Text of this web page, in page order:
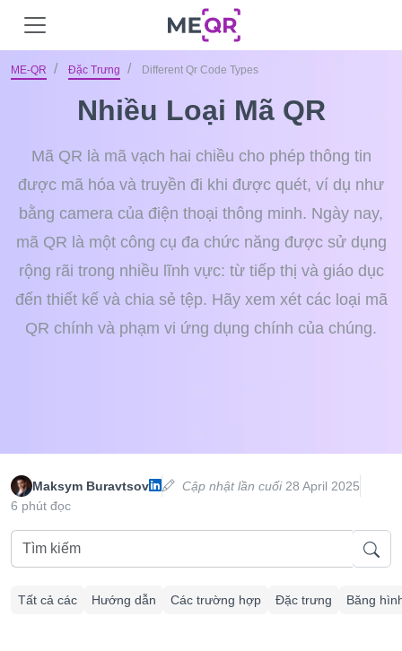
ME-QR Đặc Trưng Different Qr Code Types
Nhiều Loại Mã QR
Mã QR là mã vạch hai chiều cho phép thông tin
được mã hóa và truyền đi khi được quét, ví dụ như
bằng camera của điện thoại thông minh. Ngày nay,
mã QR là một công cụ đa chức năng được sử dụng
rộng rãi trong nhiều lĩnh vực: từ tiếp thị và giáo dục
đến thiết kế và chia sẻ tệp. Hãy xem xét các loại mã
QR chính và phạm vi ứng dụng chính của chúng.
Maksym Buravtsov Cập nhật lần cuối28 April 2025
6 phút đọc
Tất cả các Hướng dẫn Các trường hợp Đặc trưng Băng